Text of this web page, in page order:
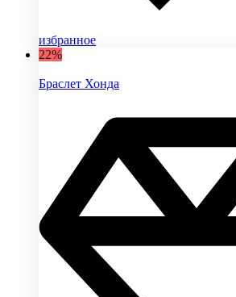
избранное
22%
Браслет Хонда